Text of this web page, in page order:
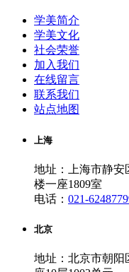
学美简介
学美文化
社会荣誉
加入我们
在线留言
联系我们
站点地图
上海
地址：上海市静安
楼一座1809室
电话： 021-
北京
地址：北京市朝阳